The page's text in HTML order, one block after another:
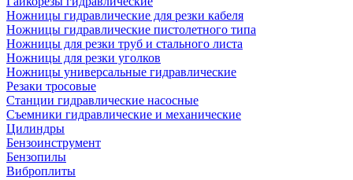
Ножницы гидравлические для резки кабеля
Ножницы гидравлические пистолетного типа
Ножницы для резки труб и стального листа
Ножницы для резки уголков
Ножницы универсальные гидравлические
Резаки тросовые
Станции гидравлические насосные
Съемники гидравлические и механические
Цилиндры
Бензоинструмент
Бензопилы
Виброплиты